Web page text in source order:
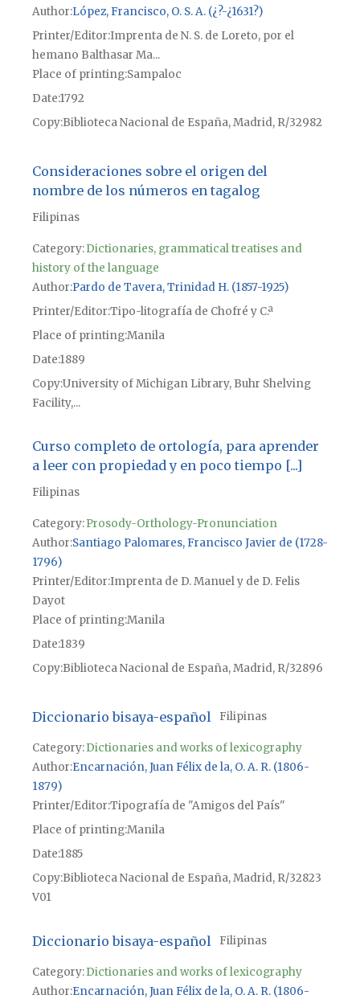
Author López, Francisco, O. S. A. (¿?-¿1631?)
Printer/Editor Imprenta de N. S. de Loreto, por el
hemano Balthasar Ma...
Place of printingSampaloc
Date1792
CopyBiblioteca Nacional de España, Madrid, R/32982
Consideraciones sobre el origen del
nombre de los números en tagalog
Filipinas
Category:Dictionaries, grammatical treatises and
history of the language
Author Pardo de Tavera, Trinidad H. (1857-1925)
Printer/Editor Tipo-litografía de Chofré y C.ª
Place of printingManila
Date1889
CopyUniversity of Michigan Library, Buhr Shelving
Facility,...
Curso completo de ortología, para aprender
a leer con propiedad y en poco tiempo [...]
Filipinas
Category:Prosody-Orthology-Pronunciation
Author Santiago Palomares, Francisco Javier de (1728-
1796)
Printer/Editor Imprenta de D. Manuel y de D. Felis
Dayot
Place of printingManila
Date1839
CopyBiblioteca Nacional de España, Madrid, R/32896
Diccionario bisaya-español Filipinas
Category:Dictionaries and works of lexicography
Author Encarnación, Juan Félix de la, O. A. R. (1806-
1879)
Printer/Editor Tipografía de "Amigos del País"
Place of printingManila
Date1885
CopyBiblioteca Nacional de España, Madrid, R/32823
V01
Diccionario bisaya-español Filipinas
Category:Dictionaries and works of lexicography
Author Encarnación, Juan Félix de la, O. A. R. (1806-